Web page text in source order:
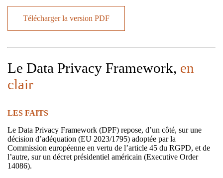
Télécharger la version PDF
Le Data Privacy Framework, en
clair
LES FAITS
Le Data Privacy Framework (DPF) repose, d’un côté, sur une
décision d’adéquation (EU 2023/1795) adoptée par la
Commission européenne en vertu de l’article 45 du RGPD, et de
l’autre, sur un décret présidentiel américain (Executive Order
14086).